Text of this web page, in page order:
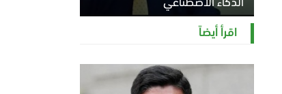
السبت 8 أغسطس 2026 11:21 ص
اقرأ أيضاً